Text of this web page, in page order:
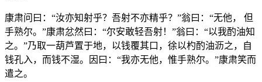
康肃问曰：“汝亦知射乎？吾射不亦精乎？”翁曰：“无他， 但
手熟尔。”康肃忿然曰：“尔安敢轻吾射！”翁曰：“以我酌油知
之。”乃取一葫芦置于地，以钱覆其口，徐以杓酌油沥之，自
钱孔入，而钱不湿。因曰：“我亦无他，惟手熟尔。”康肃笑而
遣之。